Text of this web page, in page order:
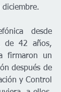
diciembre.
desde
de 42 años,
firmaron un
después de
y Control